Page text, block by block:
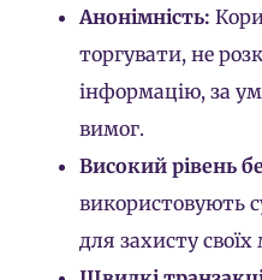
Анонімність:
торгувати, не
інформацію, за
вимог.
Високий рівень
використовують
для захисту